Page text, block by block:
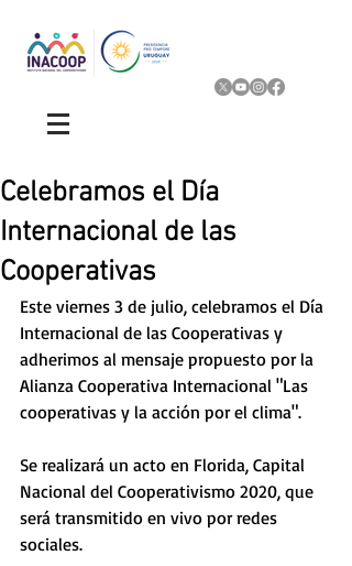
Celebramos el Día
Internacional de las
Cooperativas
Este viernes 3 de julio, celebramos el Día
Internacional de las Cooperativas y
adherimos al mensaje propuesto por la
Alianza Cooperativa Internacional "Las
cooperativas y la acción por el clima".
Se realizará un acto en Florida, Capital
Nacional del Cooperativismo 2020, que
será transmitido en vivo por redes
sociales.